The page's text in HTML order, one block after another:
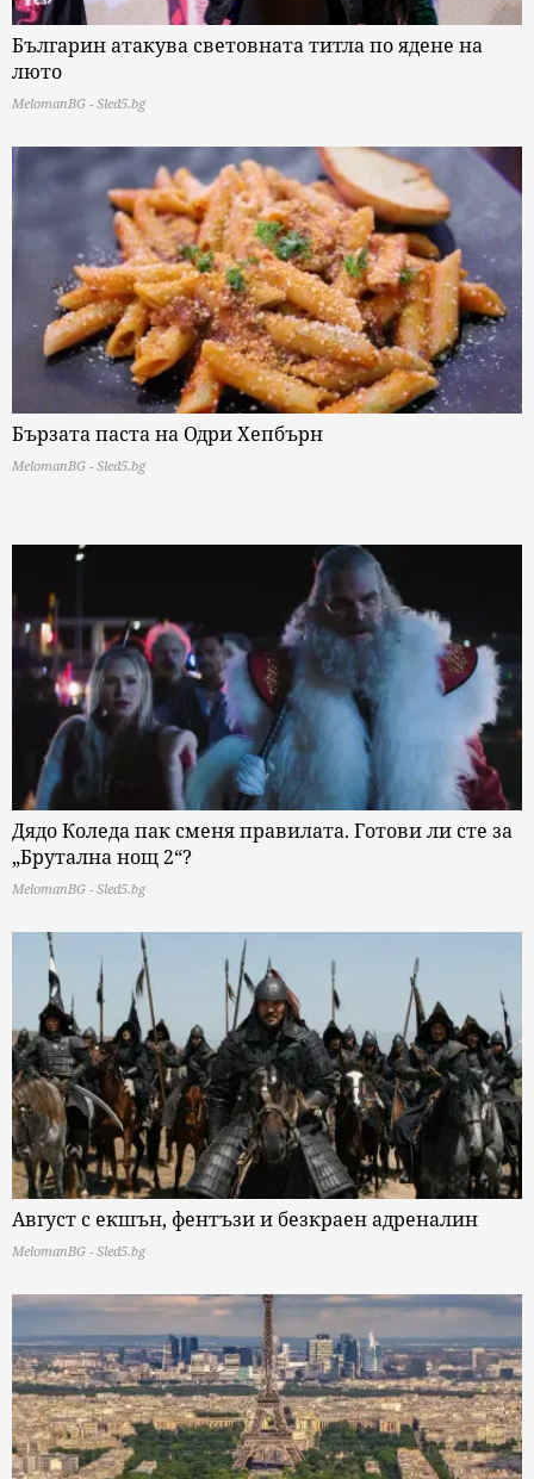
Българин атакува световната титла по ядене на
люто
MelomanBG - Sled5.bg
Бързата паста на Одри Хепбърн
MelomanBG - Sled5.bg
Дядо Коледа пак сменя правилата. Готови ли сте за
„Брутална нощ 2“?
MelomanBG - Sled5.bg
Август с екшън, фентъзи и безкраен адреналин
MelomanBG - Sled5.bg